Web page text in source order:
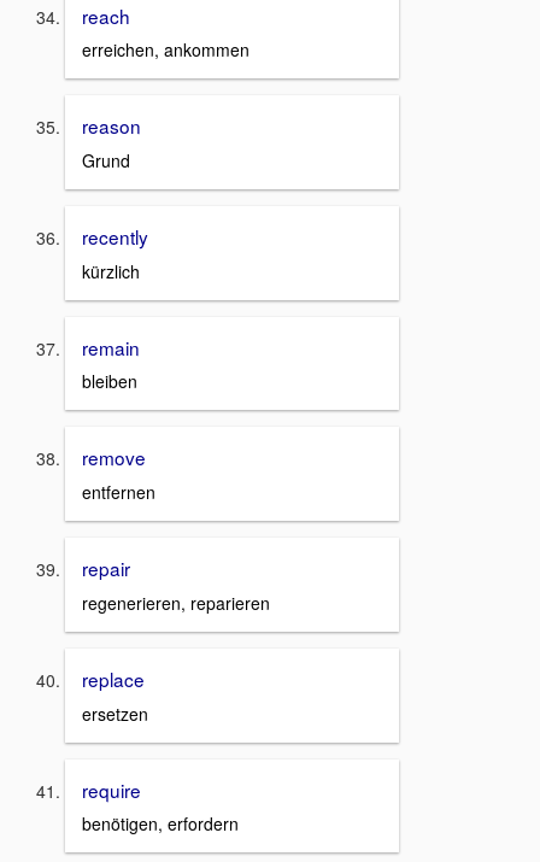
reach
erreichen, ankommen
reason
Grund
recently
kürzlich
remain
bleiben
remove
entfernen
repair
regenerieren, reparieren
replace
ersetzen
require
benötigen, erfordern